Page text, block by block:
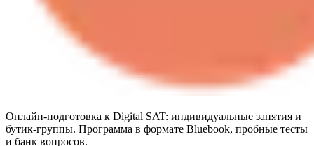
Онлайн-подготовка к Digital SAT: индивидуальные занятия и
бутик-группы. Программа в формате Bluebook, пробные тесты
и банк вопросов.